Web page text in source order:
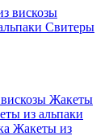
вискозы
Свитеры
Жакеты
из альпаки
Жакеты из